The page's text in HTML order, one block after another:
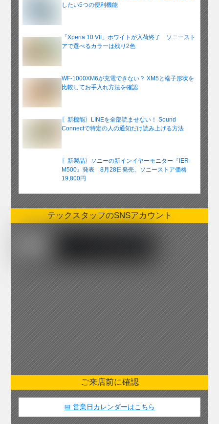
したい5つの便利機能
「Xperia 10 VII」ホワイトが入荷終了 ソニースト
アで選べるカラーは残り2色
WF-1000XM6が充電できない？ XM5と端子形状を
比較してお手入れ方法を確認
〖新機能〗LINEを全部読ませない！ Sound
Connectで特定の人の通知だけ読み上げる方法
〖新製品〗ソニーの新インイヤーモニター『IER-
M500』発表 8月28日発売、ソニーストア価格
19,800円
テックスタッフのSNSアカウント
ご来店前に確認
📅 営業日カレンダーはこちら